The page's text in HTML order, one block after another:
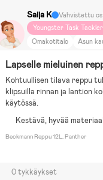
Saija K
Vahvistettu
Youngster Task Tackler
Omakotitalo
Asun
Lapselle mieluinen
Kohtuullisen tilava reppu
klipsuilla rinnan ja lantion
käytössä.
Kestävä, hyvää
Beckmann Reppu 12L, Panther
0 tykkäykset